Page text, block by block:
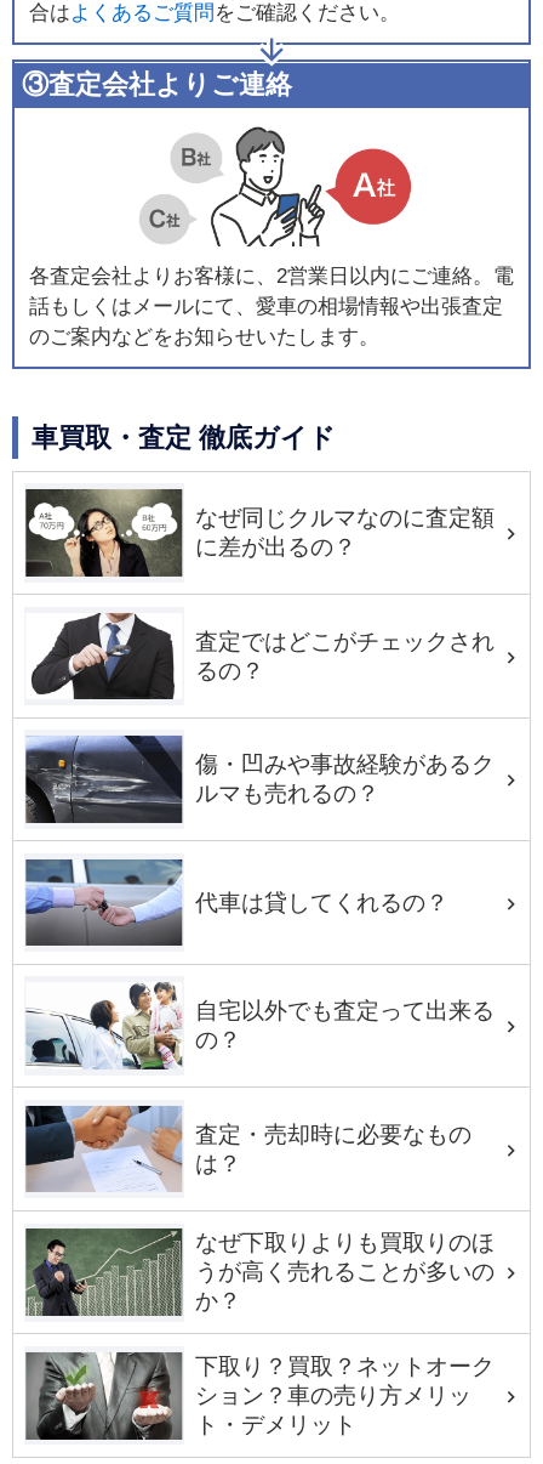
合はよくあるご質問 をご確認ください。
③査定会社よりご連絡
各査定会社よりお客様に、2営業日以内にご連絡。電
話もしくはメールにて、愛車の相場情報や出張査定
のご案内などをお知らせいたします。
車買取・査定 徹底ガイド
なぜ同じクルマなのに査定額
に差が出るの？
査定ではどこがチェックされ
るの？
傷・凹みや事故経験があるク
ルマも売れるの？
代車は貸してくれるの？
自宅以外でも査定って出来る
の？
査定・売却時に必要なもの
は？
なぜ下取りよりも買取りのほ
うが高く売れることが多いの
か？
下取り？買取？ネットオーク
ション？車の売り方メリッ
ト・デメリット